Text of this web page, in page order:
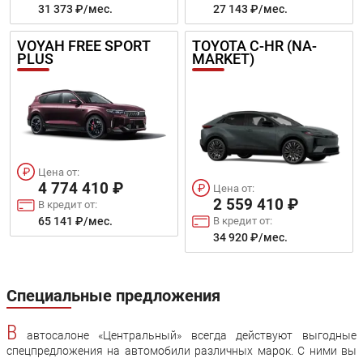
31 373 ₽/мес. 27 143 ₽/мес.
VOYAH FREE SPORT
PLUS
Цена от:
4 774 410 ₽
В кредит от:
65 141 ₽/мес.
TOYOTA C-HR (NA-
MARKET)
Цена от:
2 559 410 ₽
В кредит от:
34 920 ₽/мес.
Специальные предложения
В автосалоне «Центральный» всегда действуют выгодные
спецпредложения на автомобили различных марок. С ними вы